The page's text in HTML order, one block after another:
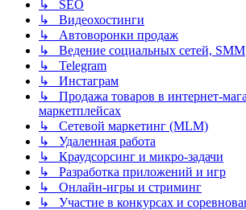
↳ SEO
↳ Видеохостинги
↳ Автоворонки продаж
↳ Ведение социальных сетей, SMM
↳ Telegram
↳ Инстаграм
↳ Продажа товаров в интернет-
маркетплейсах
↳ Сетевой маркетинг (MLM)
↳ Удаленная работа
↳ Краудсорсинг и микро-задачи
↳ Разработка приложений и игр
↳ Онлайн-игры и стриминг
↳ Участие в конкурсах и